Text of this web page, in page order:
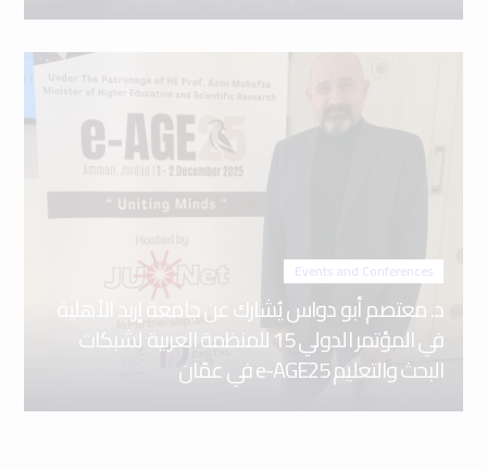
Events and Conferences
د. معتصم أبو دواس يُشارك عن جامعة إربد الأهلية
في المؤتمر الدولي 15 للمنظمة العربية لشبكات
البحث والتعليم e-AGE25 في عمّان